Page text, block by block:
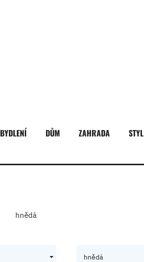
BYDLENÍ DŮM ZAHRADA STYL
hnědá
hnědá